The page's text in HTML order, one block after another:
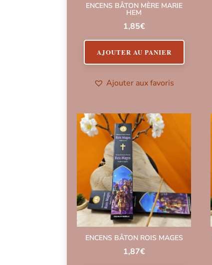
ENCENS BÂTON MÈRE MARIE
HEM
1,85€
AJOUTER AU PANIER
Ajouter aux favoris
ENCENS BÂTON ROIS MAGES
1,87€